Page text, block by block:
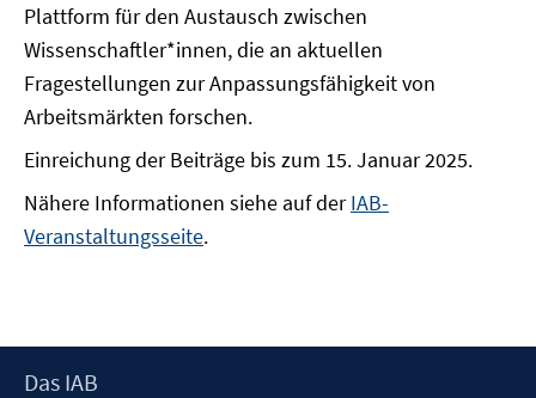
Plattform für den Austausch zwischen
Wissenschaftler*innen, die an aktuellen
Fragestellungen zur Anpassungsfähigkeit von
Arbeitsmärkten forschen.
Einreichung der Beiträge bis zum 15. Januar 2025.
Nähere Informationen siehe auf derIAB-
Veranstaltungsseite.
Footer
Das IAB